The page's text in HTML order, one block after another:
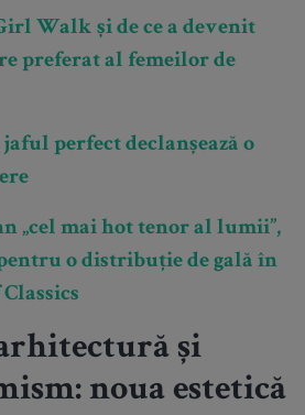
Walk și de ce a devenit
preferat al femeilor de
jaful perfect declanșează o
„cel mai hot tenor al lumii”,
o distribuție de gală în
și
noua estetică